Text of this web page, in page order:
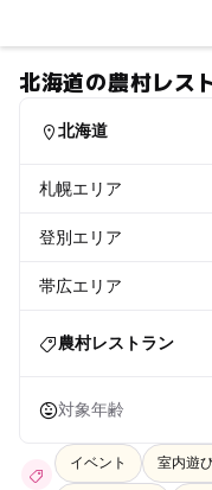
北海道の農村レス
北海道
札幌エリア
登別エリア
帯広エリア
農村レストラン
対象年齢
イベント 室内遊